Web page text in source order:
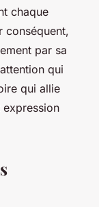
chaque
conséquent,
par sa
qui
qui allie